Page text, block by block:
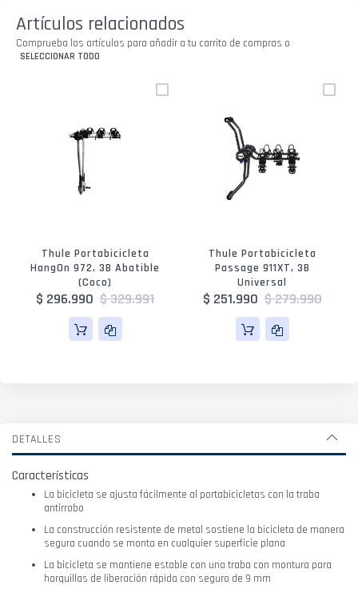
Artículos relacionados
Comprueba los artículos para añadir a tu carrito de compras o
SELECCIONAR TODO
Thule Portabicicleta
HangOn 972, 3B Abatible
(coco)
$ 296.990 $ 329.991
Thule Portabicicleta
Passage 911XT, 3B
Universal
$ 251.990 $ 279.990
DETALLES
Características
La bicicleta se ajusta fácilmente al portabicicletas con la traba
antirrobo
La construcción resistente de metal sostiene la bicicleta de manera
segura cuando se monta en cualquier superficie plana
La bicicleta se mantiene estable con una traba con montura para
horquillas de liberación rápida con seguro de 9 mm